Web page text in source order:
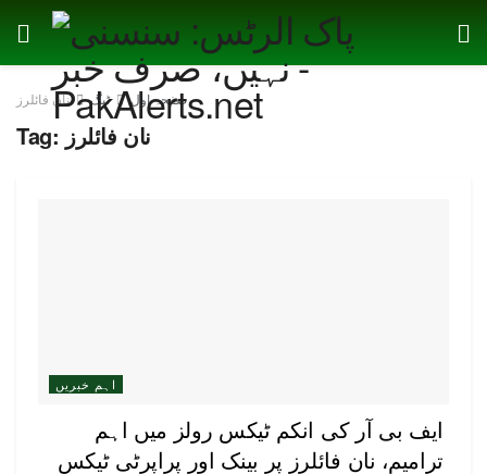
صفحہ اول ٹیگ نان فائلرز
Tag: نان فائلرز
اہم خبریں
ایف بی آر کی انکم ٹیکس رولز میں اہم
ترامیم، نان فائلرز پر بینک اور پراپرٹی ٹیکس